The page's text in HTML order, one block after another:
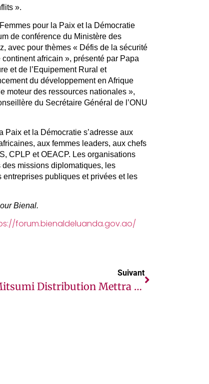
».
pour la Paix et la Démocratie
de conférence du Ministère des
avec pour thèmes « Défis de la sécurité
africain », présenté par Papa
et de l’Equipement Rural et
du développement en Afrique
moteur des ressources nationales »,
du Secrétaire Général de l’ONU
Paix et la Démocratie s’adresse aux
aux femmes leaders, aux chefs
CPLP et OEACP. Les organisations
missions diplomatiques, les
publiques et privées et les
Bienal.
forum.bienaldeluanda.gov.ao/
Suivant
Mitsumi Distribution Mettra En Avant Des Technologies De Pointe Au GITEX Africa 2023